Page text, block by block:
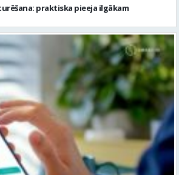
miljoniem digitālās identitātes Smart-ID